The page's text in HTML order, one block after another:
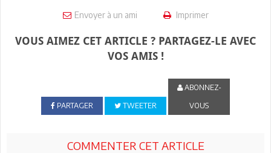
Envoyer à un ami Imprimer
VOUS AIMEZ CET ARTICLE ? PARTAGEZ-LE AVEC
VOS AMIS !
PARTAGER TWEETER
ABONNEZ-
VOUS
COMMENTER CET ARTICLE